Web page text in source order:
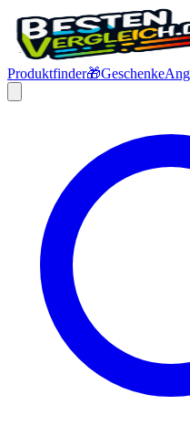
Produktfinder🎁Geschenke